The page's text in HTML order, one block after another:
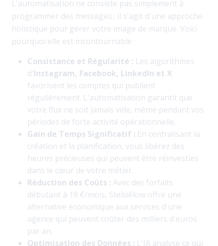
L'automatisation ne consiste pas simplement à
programmer des messages ; il s'agit d'une approche
holistique pour gérer votre image de marque. Voici
pourquoi elle est incontournable :
Consistance et Régularité : Les algorithmes
d'Instagram, Facebook, LinkedIn et X
favorisent les comptes qui publient
régulièrement. L'automatisation garantit que
votre flux ne soit jamais vide, même pendant vos
périodes de forte activité opérationnelle.
Gain de Temps Significatif : En centralisant la
création et la planification, vous libérez des
heures précieuses qui peuvent être réinvesties
dans le cœur de votre métier.
Réduction des Coûts : Avec des forfaits
débutant à 19 €/mois, StellaFlow offre une
alternative économique aux services d'une
agence qui peuvent coûter des milliers d'euros
par an.
Optimisation des Données : L'IA analyse ce qui